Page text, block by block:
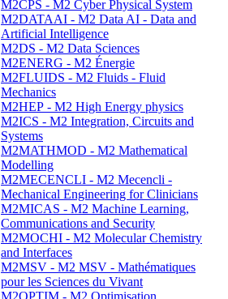
M2CPS - M2 Cyber Physical System
M2DATAAI - M2 Data AI - Data and
Artificial Intelligence
M2DS - M2 Data Sciences
M2ENERG - M2 Énergie
M2FLUIDS - M2 Fluids - Fluid
Mechanics
M2HEP - M2 High Energy physics
M2ICS - M2 Integration, Circuits and
Systems
M2MATHMOD - M2 Mathematical
Modelling
M2MECENCLI - M2 Mecencli -
Mechanical Engineering for Clinicians
M2MICAS - M2 Machine Learning,
Communications and Security
M2MOCHI - M2 Molecular Chemistry
and Interfaces
M2MSV - M2 MSV - Mathématiques
pour les Sciences du Vivant
M2OPTIM - M2 Optimisation